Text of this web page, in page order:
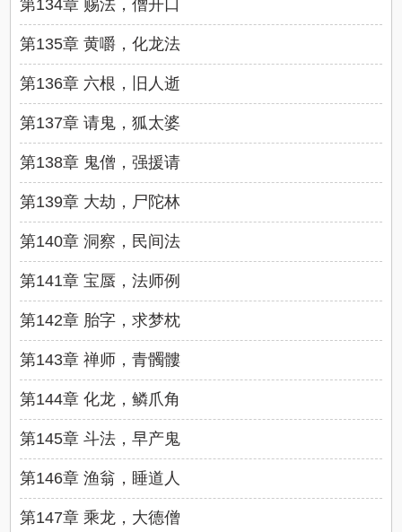
第134章 赐法，僧开口
第135章 黄嚼，化龙法
第136章 六根，旧人逝
第137章 请鬼，狐太婆
第138章 鬼僧，强援请
第139章 大劫，尸陀林
第140章 洞察，民间法
第141章 宝蜃，法师例
第142章 胎字，求梦枕
第143章 禅师，青髑髏
第144章 化龙，鳞爪角
第145章 斗法，早产鬼
第146章 渔翁，睡道人
第147章 乘龙，大德僧